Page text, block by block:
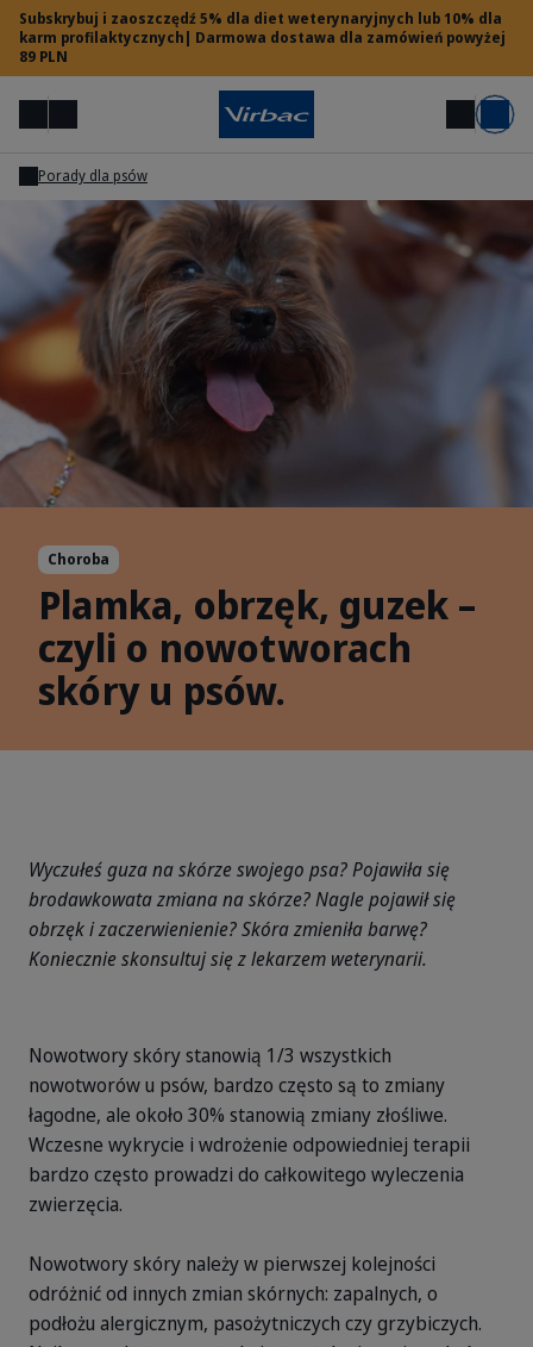
Subskrybuj i zaoszczędź 5% dla diet weterynaryjnych lub 10% dla
karm profilaktycznych| Darmowa dostawa dla zamówień powyżej
89 PLN
MenuSzukaj Moje konto Koszyk
Dostęp dla lekarzy weterynarii
Potrzebujesz pomocy?
Porady dla psów
Choroba
Plamka, obrzęk, guzek –
czyli o nowotworach
skóry u psów.
Wyczułeś guza na skórze swojego psa? Pojawiła się
brodawkowata zmiana na skórze? Nagle pojawił się
obrzęk i zaczerwienienie? Skóra zmieniła barwę?
Koniecznie skonsultuj się z lekarzem weterynarii.
Nowotwory skóry stanowią 1/3 wszystkich
nowotworów u psów, bardzo często są to zmiany
łagodne, ale około 30% stanowią zmiany złośliwe.
Wczesne wykrycie i wdrożenie odpowiedniej terapii
bardzo często prowadzi do całkowitego wyleczenia
zwierzęcia.
Nowotwory skóry należy w pierwszej kolejności
odróżnić od innych zmian skórnych: zapalnych, o
podłożu alergicznym, pasożytniczych czy grzybiczych.